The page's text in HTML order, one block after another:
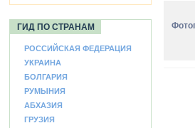
ГИД ПО СТРАНАМ
РОССИЙСКАЯ ФЕДЕРАЦИЯ
УКРАИНА
БОЛГАРИЯ
РУМЫНИЯ
АБХАЗИЯ
ГРУЗИЯ